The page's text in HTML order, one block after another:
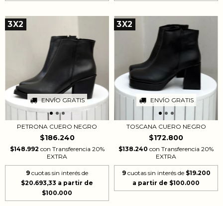
3X2
ENVÍO GRATIS
PETRONA CUERO NEGRO
$186.240
$148.992 con Transferencia 20%
EXTRA
9 cuotas sin interés de
$20.693,33
3X2
ENVÍO GRATIS
TOSCANA CUERO NEGRO
$172.800
$138.240 con Transferencia 20%
EXTRA
9 cuotas sin interés de $19.200